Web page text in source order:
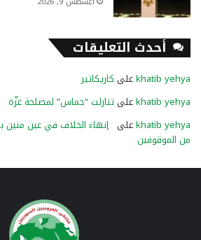
أحدث التعليقات
khatib yehyaعلى كاريكاتير
khatib yehyaعلى تنازلت “حماس” لمصلحة غزّة
khatib yehyaعلى إنهاء الخلاف في عين
من الموقوفين